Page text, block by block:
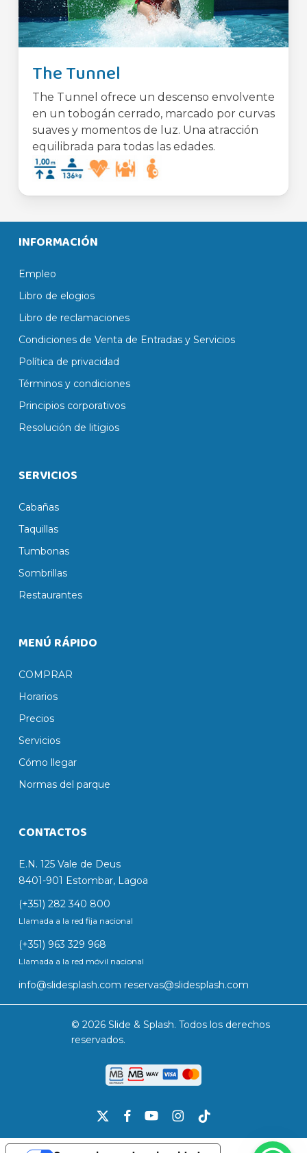
The Tunnel
The Tunnel ofrece un descenso envolvente
en un tobogán cerrado, marcado por curvas
suaves y momentos de luz. Una atracción
equilibrada para todas las edades.
INFORMACIÓN
Empleo
Libro de elogios
Libro de reclamaciones
Condiciones de Venta de Entradas y Servicios
Política de privacidad
Términos y condiciones
Principios corporativos
Resolución de litigios
SERVICIOS
Cabañas
Taquillas
Tumbonas
Sombrillas
Restaurantes
MENÚ RÁPIDO
COMPRAR
Horarios
Precios
Servicios
Cómo llegar
Normas del parque
CONTACTOS
E.N. 125 Vale de Deus
8401-901 Estombar, Lagoa
(+351) 282 340 800
Llamada a la red fija nacional
(+351) 963 329 968
Llamada a la red móvil nacional
info@slidesplash.com reservas@slidesplash.com
© 2026 Slide & Splash. Todos los derechos
reservados.
x-
facebookyoutubeinstagram
tiktok